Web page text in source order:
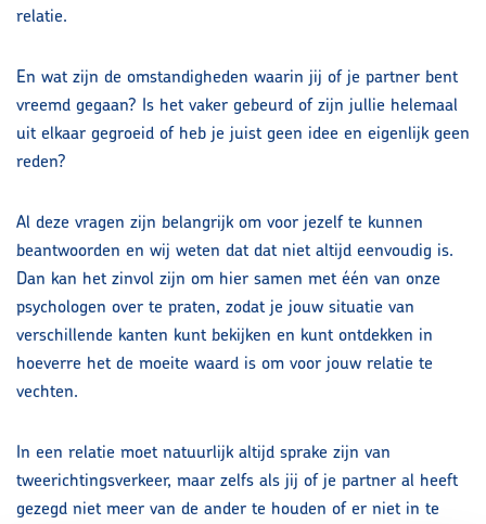
Contact
Maak kennis met ons team
Vacatures
Contact
Privacyverklaring volwassenen
Doelgroepen
relatie.
En wat zijn de omstandigheden waarin jij of je partner bent
vreemd gegaan? Is het vaker gebeurd of zijn jullie helemaal
uit elkaar gegroeid of heb je juist geen idee en eigenlijk geen
reden?
Al deze vragen zijn belangrijk om voor jezelf te kunnen
beantwoorden en wij weten dat dat niet altijd eenvoudig is.
Dan kan het zinvol zijn om hier samen met één van onze
psychologen over te praten, zodat je jouw situatie van
verschillende kanten kunt bekijken en kunt ontdekken in
hoeverre het de moeite waard is om voor jouw relatie te
vechten.
In een relatie moet natuurlijk altijd sprake zijn van
tweerichtingsverkeer, maar zelfs als jij of je partner al heeft
gezegd niet meer van de ander te houden of er niet in te